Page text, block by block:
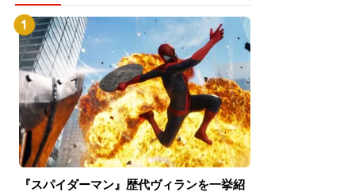
『スパイダーマン』歴代ヴィランを一挙紹